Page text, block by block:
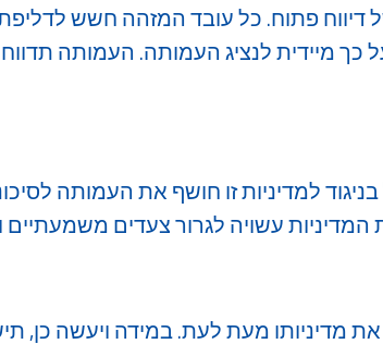
פתוח. כל עובד המזהה חשש לדליפת
כך מיידית לנציג העמותה. העמותה
למדיניות זו חושף את העמותה